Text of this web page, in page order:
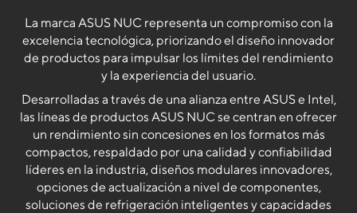
La marca ASUS NUC representa un compromiso con la
excelencia tecnológica, priorizando el diseño innovador
de productos para impulsar los límites del rendimiento
y la experiencia del usuario.
Desarrolladas a través de una alianza entre ASUS e Intel,
las líneas de productos ASUS NUC se centran en ofrecer
un rendimiento sin concesiones en los formatos más
compactos, respaldado por una calidad y confiabilidad
líderes en la industria, diseños modulares innovadores,
opciones de actualización a nivel de componentes,
soluciones de refrigeración inteligentes y capacidades